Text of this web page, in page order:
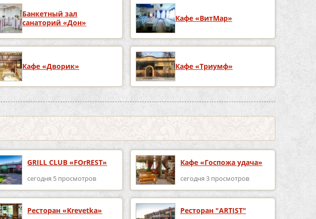
Банкетный зал
санаторий «Дон»
Кафе «ВитМар»
Кафе «Дворик» Кафе «Триумф»
GRILL CLUB «FOrREST»
сегодня 5 просмотров
Кафе «Госпожа удача»
сегодня 3 просмотров
Ресторан «Krevetka» Ресторан "ARTIST"